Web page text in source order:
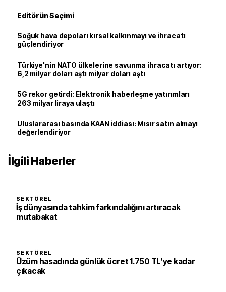
Editörün Seçimi
Soğuk hava depoları kırsal kalkınmayı ve ihracatı
güçlendiriyor
Türkiye'nin NATO ülkelerine savunma ihracatı artıyor:
6,2 milyar doları aştı milyar doları aştı
5G rekor getirdi: Elektronik haberleşme yatırımları
263 milyar liraya ulaştı
Uluslararası basında KAAN iddiası: Mısır satın almayı
değerlendiriyor
İlgili Haberler
SEKTÖREL
İş dünyasında tahkim farkındalığını artıracak
mutabakat
SEKTÖREL
Üzüm hasadında günlük ücret 1.750 TL’ye kadar
çıkacak